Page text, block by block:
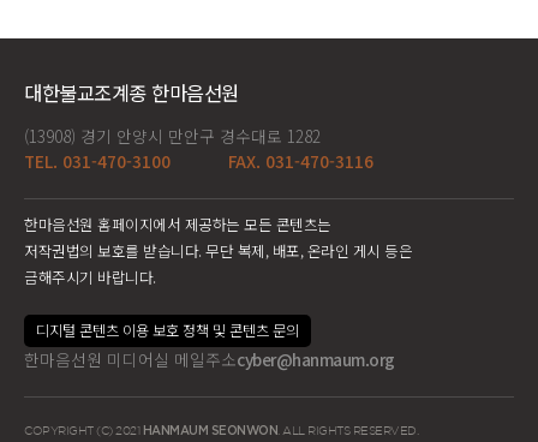
대한불교조계종 한마음선원
(13908) 경기 안양시 만안구 경수대로 1282
TEL. 031-470-3100
FAX. 031-470-3116
한마음선원 홈페이지에서 제공하는 모든 콘텐츠는
저작권법의 보호를 받습니다. 무단 복제, 배포, 온라인 게시 등은
금해주시기 바랍니다.
디지털 콘텐츠 이용 보호 정책 및 콘텐츠 문의
한마음선원 미디어실 메일주소cyber@hanmaum.org
COPYRIGHT (C) 2021 HANMAUM SEONWON . ALL RIGHTS RESERVED.